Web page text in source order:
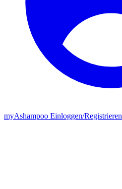
myAshampoo Einloggen/Registrieren